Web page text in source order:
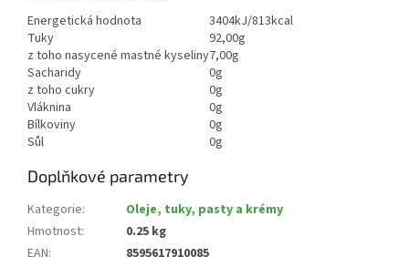
Energetická hodnota
3404kJ/813kcal
Tuky
92,00g
z toho nasycené mastné kyseliny7,00g
Sacharidy
0g
z toho cukry
0g
Vláknina
0g
Bílkoviny
0g
Sůl
0g
Doplňkové parametry
Kategorie:
Oleje, tuky, pasty a krémy
Hmotnost:
0.25 kg